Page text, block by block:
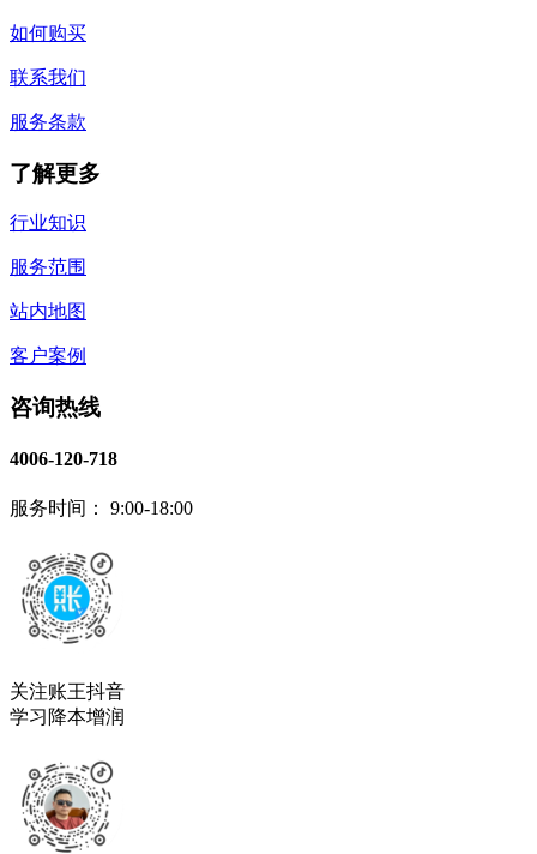
如何购买
联系我们
服务条款
了解更多
行业知识
服务范围
站内地图
客户案例
咨询热线
4006-120-718
服务时间： 9:00-18:00
关注账王抖音
学习降本增润